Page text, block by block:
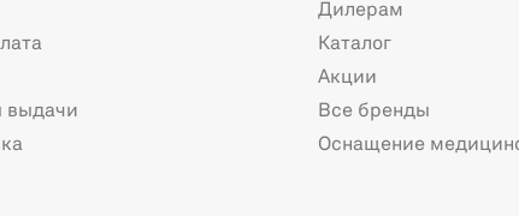
выдачи
Дилерам
Каталог
Акции
Все бренды
Оснащение